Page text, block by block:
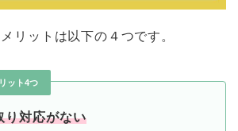
リットは以下の４つです。
ット4つ
り対応がない